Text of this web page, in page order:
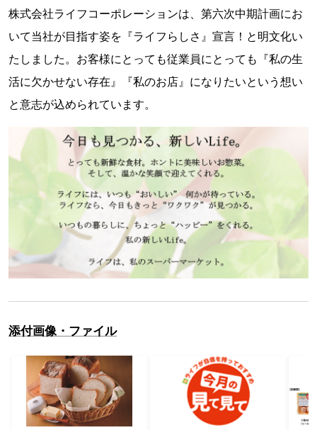
株式会社ライフコーポレーションは、第六次中期計画にお
いて当社が目指す姿を『ライフらしさ』宣言！と明文化い
たしました。お客様にとっても従業員にとっても『私の生
活に欠かせない存在』『私のお店』になりたいという想い
と意志が込められています。
添付画像・ファイル